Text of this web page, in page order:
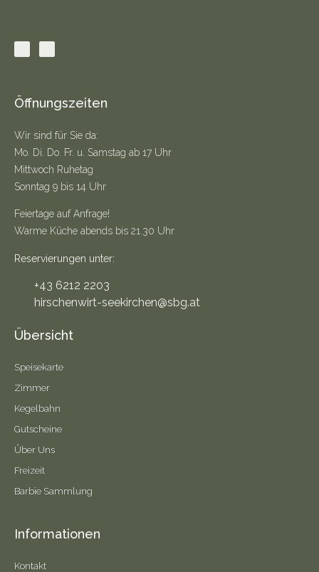
Öffnungszeiten
Wir sind für Sie da:
Mo. Di. Do. Fr. u. Samstag ab 17 Uhr
Mittwoch Ruhetag
Sonntag 9 bis 14 Uhr
Feiertage auf Anfrage!
Warme Küche abends bis 21.30 Uhr
Reservierungen unter:
+43 6212 2203
hirschenwirt-seekirchen@sbg.at
Übersicht
Speisekarte
Zimmer
Kegelbahn
Gutscheine
Über Uns
Freizeit
Barbie Sammlung
Informationen
Kontakt